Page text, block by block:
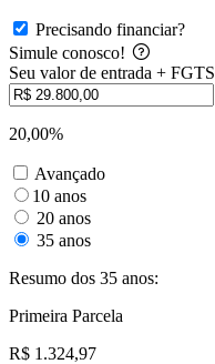
Precisando financiar?
Simule conosco!
Seu valor de entrada + FGTS
20,00%
Avançado
10 anos
20 anos
35 anos
Resumo dos 35 anos:
Primeira Parcela
R$ 1.324,97